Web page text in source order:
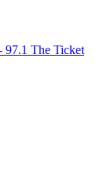
The Ticket